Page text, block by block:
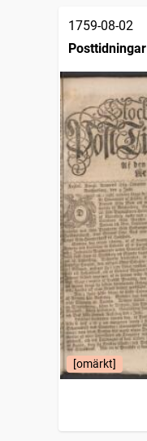
1759-08-02
Posttidningar
[omärkt]